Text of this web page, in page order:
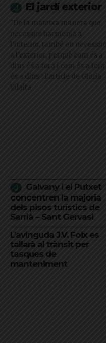
El jardí exterior
"De la mateixa manera que
necessito harmonia a
l’interior, també en necessito
a l’exterior, perquè com és a
dins és a fora i com és a fora
és a dins": l'article de Glòria
Vilalta
Galvany i el Putxet
concentren la majoria
dels pisos turístics de
Sarrià – Sant Gervasi
L’avinguda J.V. Foix es
tallarà al trànsit per
tasques de
manteniment